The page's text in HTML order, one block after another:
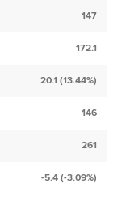
147
172.1
20.1 (13.44%)
146
261
-5.4 (-3.09%)